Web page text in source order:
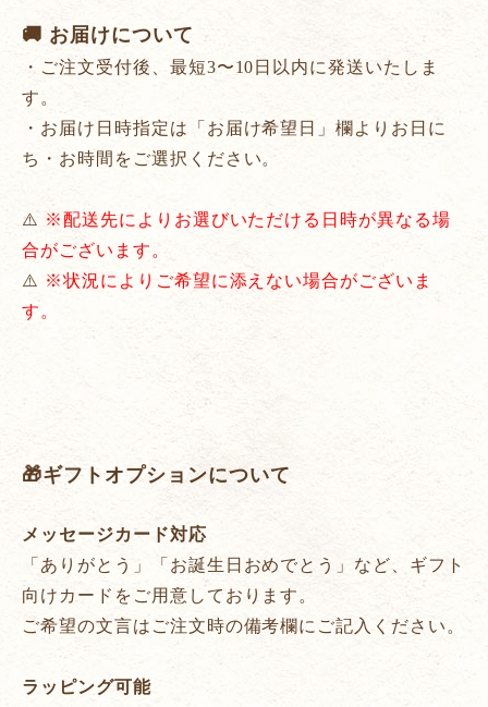
🚚 お届けについて
・ご注文受付後、最短3〜10日以内に発送いたしま
す。
・お届け日時指定は「お届け希望日」欄よりお日に
ち・お時間をご選択ください。
⚠️ ※配送先によりお選びいただける日時が異なる場
合がございます。
⚠️ ※状況によりご希望に添えない場合がございま
す。
🎁ギフトオプションについて
メッセージカード対応
「ありがとう」「お誕生日おめでとう」など、ギフト
向けカードをご用意しております。
ご希望の文言はご注文時の備考欄にご記入ください。
ラッピング可能